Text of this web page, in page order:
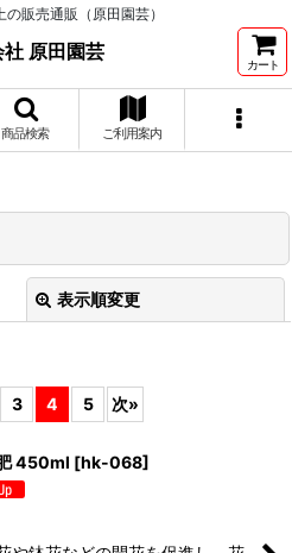
販売通販（原田園芸）
原田園芸
カート
商品検索 ご利用案内
表示順変更
3 4 5 次»
450ml [hk-068]